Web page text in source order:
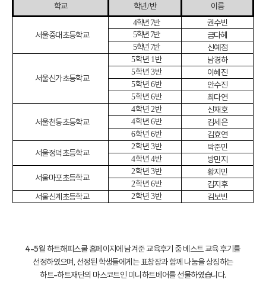
학교 학년/반 이름
서울중대초등학교
4학년 7반 권수빈
5학년 7반 금다혜
5학년 7반 신예점
서울신가초등학교
5학년 1반 남경하
5학년 3반 이혜진
5학년 6반 안수진
5학년 6반 최다연
서울천동초등학교
4학년 2반 신재호
4학년 6반 김세은
6학년 6반
김효연
서울정덕초등학교
2학년 3반 박준민
4학년 4반
방민지
서울마포초등학교
2학년 3반 황지민
2학년 6반
김지후
서울신계초등학교
2학년 3반 김보빈
4-5월 하트해피스쿨 홈페이지에 남겨준 교육후기 중 베스트 교육 후기를
선정하였으며, 선정된 학생들에게는 표창장과 함께 나눔을 상징하는
하트-하트재단의 마스코트인 미니하트베어를 선물하였습니다.